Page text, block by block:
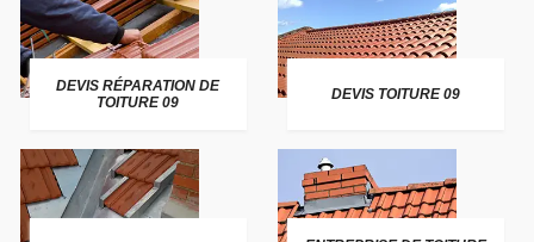
DEVIS RÉPARATION DE
TOITURE 09
DEVIS TOITURE 09